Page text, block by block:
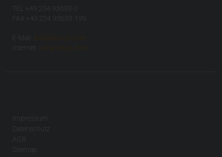
TEL +49 234 93693-0
FAX +49 234 93693-199
E-Mail:
info(at)visus.com
Internet:
www.visus.com
Impressum
Datenschutz
AGB
Sitemap